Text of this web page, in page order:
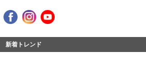
新着トレンド